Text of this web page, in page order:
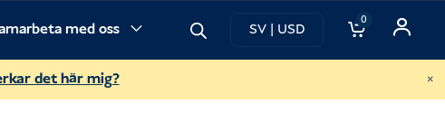
med oss SV | USD
0
det här mig? ×
svar